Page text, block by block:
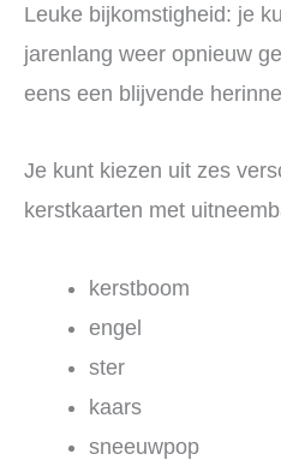
Leuke bijkomstigheid: je
jarenlang weer opnieuw
eens een blijvende
Je kunt kiezen uit zes
kerstkaarten met
kerstboom
engel
ster
kaars
sneeuwpop